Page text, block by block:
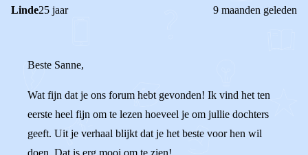
Linde25 jaar 9 maanden geleden
Beste Sanne,
Wat fijn dat je ons forum hebt gevonden! Ik vind het ten
eerste heel fijn om te lezen hoeveel je om jullie dochters
geeft. Uit je verhaal blijkt dat je het beste voor hen wil
doen. Dat is erg mooi om te zien!